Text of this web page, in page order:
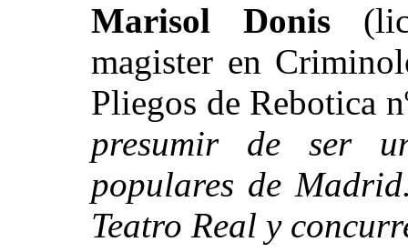
Marisol Donis
magister en
Pliegos de Rebotica
presumir de ser
populares de
Teatro Real y